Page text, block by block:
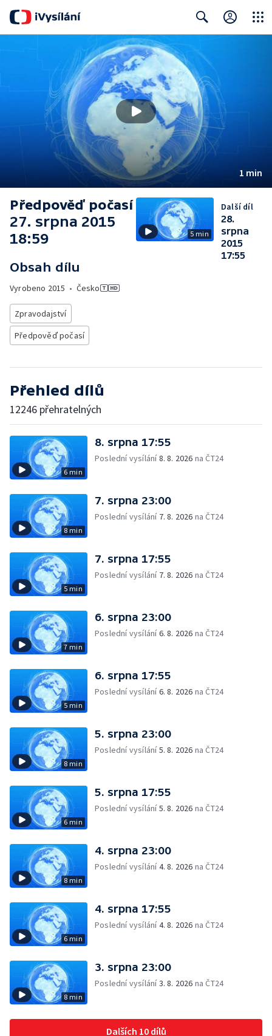
1 min
Předpověď počasí
27. srpna 2015
18:59
Obsah dílu
Vyrobeno 2015 • Česko
Zpravodajství
Předpověď počasí
5 min
Další díl
28.
srpna
2015
17:55
Přehled dílů
12246 přehratelných
6 min
8. srpna 17:55
Poslední vysílání8. 8. 2026 na ČT24
8 min
7. srpna 23:00
Poslední vysílání 7. 8. 2026 na ČT24
5 min
7. srpna 17:55
Poslední vysílání 7. 8. 2026 na ČT24
7 min
6. srpna 23:00
Poslední vysílání6. 8. 2026 na ČT24
5 min
6. srpna 17:55
Poslední vysílání6. 8. 2026 na ČT24
8 min
5. srpna 23:00
Poslední vysílání5. 8. 2026 na ČT24
6 min
5. srpna 17:55
Poslední vysílání5. 8. 2026 na ČT24
8 min
4. srpna 23:00
Poslední vysílání4. 8. 2026 na ČT24
6 min
4. srpna 17:55
Poslední vysílání4. 8. 2026 na ČT24
8 min
3. srpna 23:00
Poslední vysílání3. 8. 2026 na ČT24
Dalších 10 dílů